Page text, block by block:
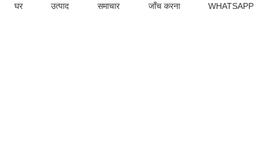
घर उत्पाद समाचार जाँच करना WHATSAPP